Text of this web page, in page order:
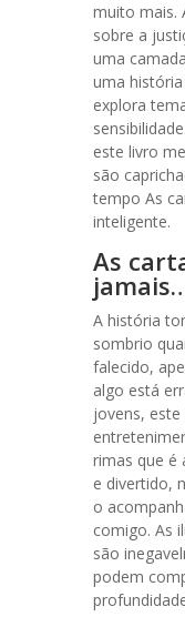
muito mais.
sobre a
uma
uma
explora
este livro
são
tempo As
inteligente.
As
A história
sombrio
falecido,
algo está
jovens,
rimas que é
e divertido,
o
comigo. As
são
podem